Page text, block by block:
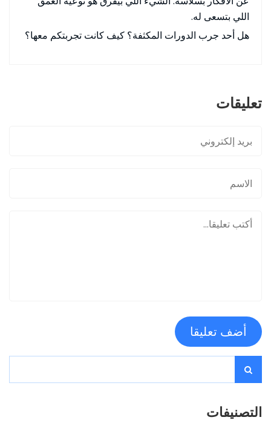
اللي بتسعى له.
هل أحد جرب الدورات المكثفة؟ كيف كانت تجربتكم معها؟
تعليقات
التصنيفات